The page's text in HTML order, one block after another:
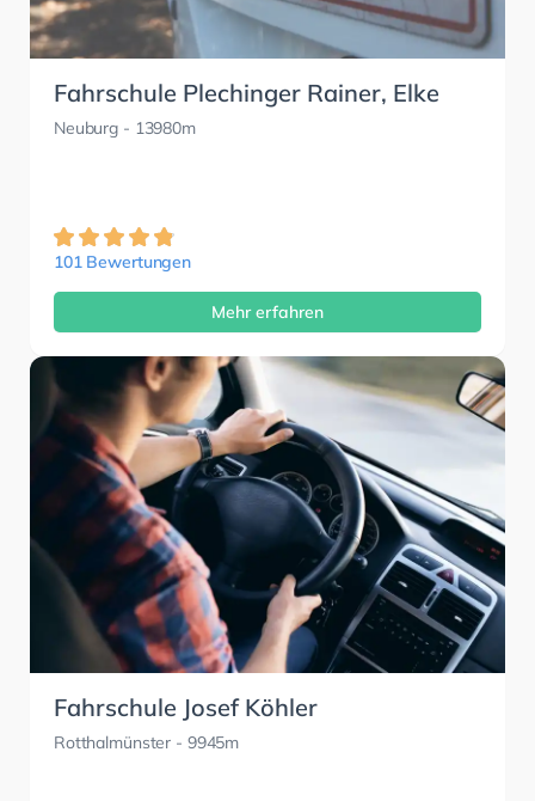
Fahrschule Plechinger Rainer, Elke
Neuburg - 13980m
101 Bewertungen
Mehr erfahren
Fahrschule Josef Köhler
Rotthalmünster - 9945m